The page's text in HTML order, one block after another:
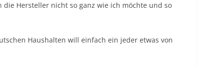
Hersteller nicht so ganz wie ich möchte und so
Haushalten will einfach ein jeder etwas von